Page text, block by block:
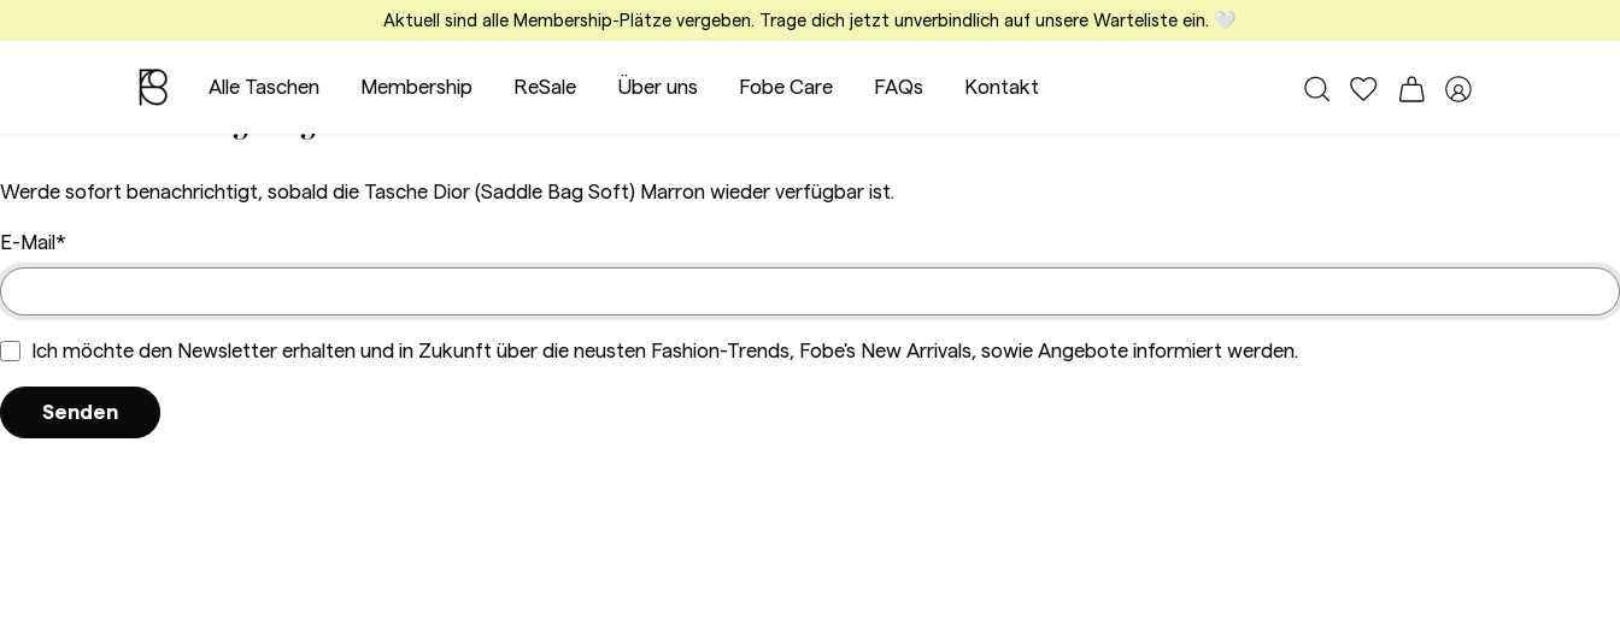
Aktuell sind alle Membership-Plätze vergeben. Trage dich jetzt unverbindlich auf unsere Warteliste ein. 🤍
Alle Taschen Membership ReSale Über uns Fobe Care FAQs Kontakt Alle Taschen
Meine Favoriten
WarenkorbMember Bereich
Schließen
Benachrichtigung Senden
Werde sofort benachrichtigt, sobald die Tasche Dior (Saddle Bag Soft) Marron wieder verfügbar ist.
E-Mail
Ich möchte den Newsletter erhalten und in Zukunft über die neusten Fashion-Trends, Fobe's New Arrivals, sowie Angebote informiert werden.
Senden